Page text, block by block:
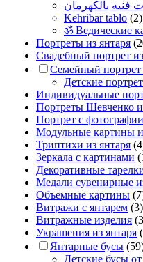
Kehribar tablo (2)
ॐ Ведические
Портреты из янтаря
Свадебный портрет
Семейный портрет
Детские
Индивидуальные
Портреты Шевченко и
Портрет c
Модульные картины
Триптихи из янтаря
Зеркала с картинами
Декоративные
Медали сувенирные
Объемные картины
Витражи с янтарем (3)
Витражные изделия
Украшения из янтаря
Янтарные бусы
Детские бусы